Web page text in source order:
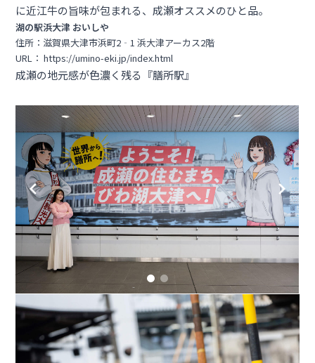
に近江牛の旨味が包まれる、成瀬オススメのひと品。
湖の駅浜大津 おいしや
住所：滋賀県大津市浜町2‐1 浜大津アーカス2階
URL：https://umino-eki.jp/index.html
成瀬の地元感が色濃く残る『膳所駅』